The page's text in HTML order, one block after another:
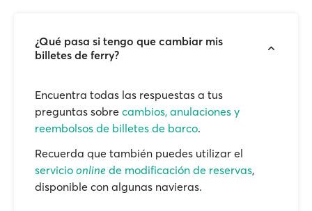
¿Qué pasa si tengo que cambiar mis
billetes de ferry?
Encuentra todas las respuestas a tus
preguntas sobre cambios, anulaciones y
reembolsos de billetes de barco.
Recuerda que también puedes utilizar el
servicio online de modificación de reservas,
disponible con algunas navieras.